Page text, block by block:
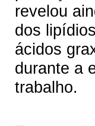
revelou
dos
ácidos
durante a
trabalho.